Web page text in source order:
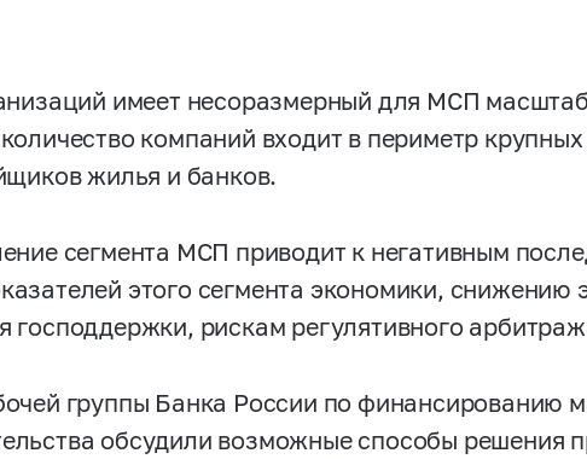
имеет несоразмерный для МСП
компаний входит в периметр
жилья и банков.
сегмента МСП приводит к негативным
этого сегмента экономики, снижению
господдержки, рискам регулятивного
группы Банка России по финансированию
обсудили возможные способы решения